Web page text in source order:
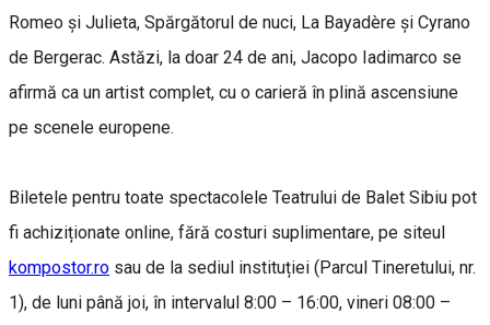
Romeo și Julieta, Spărgătorul de nuci, La Bayadère și Cyrano
de Bergerac. Astăzi, la doar 24 de ani, Jacopo Iadimarco se
afirmă ca un artist complet, cu o carieră în plină ascensiune
pe scenele europene.
Biletele pentru toate spectacolele Teatrului de Balet Sibiu pot
fi achiziționate online, fără costuri suplimentare, pe siteul
kompostor.ro sau de la sediul instituției (Parcul Tineretului, nr.
1), de luni până joi, în intervalul 8:00 – 16:00, vineri 08:00 –